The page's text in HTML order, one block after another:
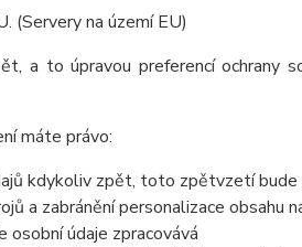
(Servery na území EU)
a toúpravou preferencí ochrany
máte právo:
kdykoliv zpět, toto zpětvzetí
a zabránění personalizace obsahu
osobní údaje zpracovává